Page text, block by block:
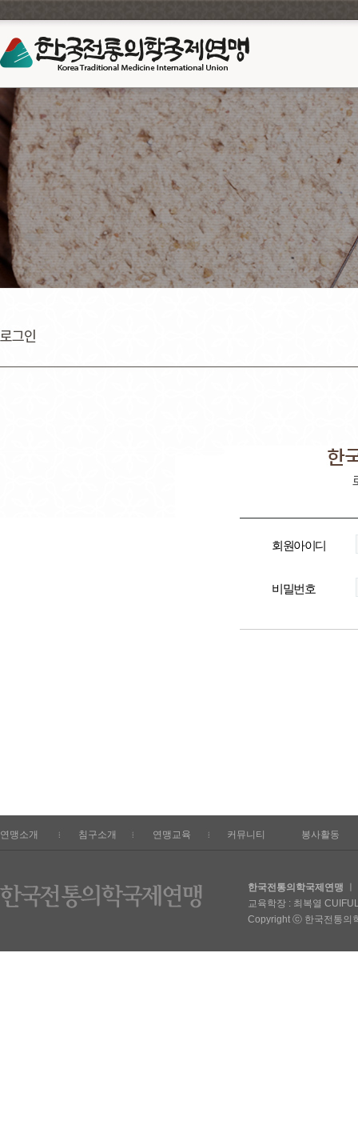
회원아이디
비밀번호
연맹소개 침구소개 연맹교육 커뮤니티 봉사활동
한국전통의학국제연맹
교육학장 : 최복열
Copyright ⓒ 한국전통의